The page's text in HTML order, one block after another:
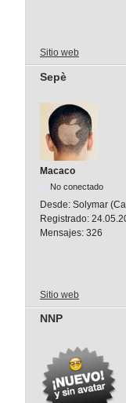
Sitio web
Sepè
Macaco
No conectado
Desde: Solymar
Registrado:
Mensajes: 326
Sitio web
NNP